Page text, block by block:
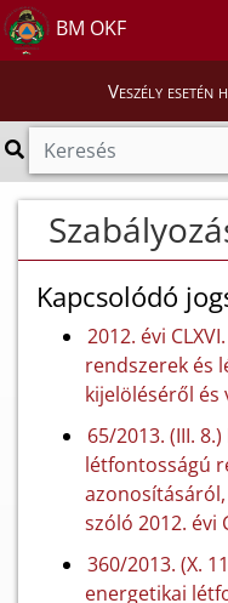
BM OKF
Veszély
Kapcsolódó
2012. évi
rendszerek és
kijelöléséről és
65/2013. (III.
létfontosságú
szóló 2012. évi
360/2013. (X.
energetikai